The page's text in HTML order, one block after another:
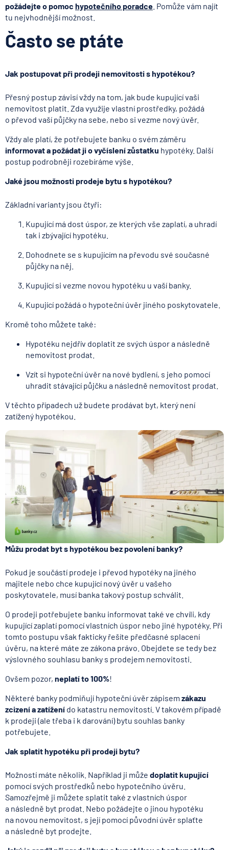
požádejte o pomoc hypotečního poradce . Pomůže vám najít
tu nejvhodnější možnost.
Často se ptáte
Jak postupovat při prodeji nemovitosti s hypotékou?
Přesný postup závisí vždy na tom, jak bude kupující vaši
nemovitost platit. Zda využije vlastní prostředky, požádá
o převod vaší půjčky na sebe, nebo si vezme nový úvěr.
Vždy ale platí, že potřebujete banku o svém záměru
informovat a požádat ji o vyčíslení zůstatku hypotéky. Další
postup podrobněji rozebíráme výše.
Jaké jsou možnosti prodeje bytu s hypotékou?
Základní varianty jsou čtyři:
Kupující má dost úspor, ze kterých vše zaplatí, a uhradí
tak i zbývající hypotéku.
Dohodnete se s kupujícím na převodu své současné
půjčky na něj.
Kupující si vezme novou hypotéku u vaší banky.
Kupující požádá o hypoteční úvěr jiného poskytovatele.
Kromě toho můžete také:
Hypotéku nejdřív doplatit ze svých úspor a následně
nemovitost prodat.
Vzít si hypoteční úvěr na nové bydlení, s jeho pomocí
uhradit stávající půjčku a následně nemovitost prodat.
V těchto případech už budete prodávat byt, který není
zatížený hypotékou.
Můžu prodat byt s hypotékou bez povolení banky?
Pokud je součástí prodeje i převod hypotéky na jiného
majitele nebo chce kupující nový úvěr u vašeho
poskytovatele, musí banka takový postup schválit.
O prodeji potřebujete banku informovat také ve chvíli, kdy
kupující zaplatí pomocí vlastních úspor nebo jiné hypotéky. Při
tomto postupu však fakticky řešíte předčasné splacení
úvěru, na které máte ze zákona právo. Obejdete se tedy bez
výslovného souhlasu banky s prodejem nemovitosti.
Ovšem pozor, neplatí to 100%!
Některé banky podmiňují hypoteční úvěr zápisem zákazu
zcizení a zatížení do katastru nemovitostí. V takovém případě
k prodeji (ale třeba i k darování) bytu souhlas banky
potřebujete.
Jak splatit hypotéku při prodeji bytu?
Možností máte několik. Například ji může doplatit kupující
pomocí svých prostředků nebo hypotečního úvěru.
Samozřejmě ji můžete splatit také z vlastních úspor
a následně byt prodat. Nebo požádejte o jinou hypotéku
na novou nemovitost, s její pomocí původní úvěr splaťte
a následně byt prodejte.